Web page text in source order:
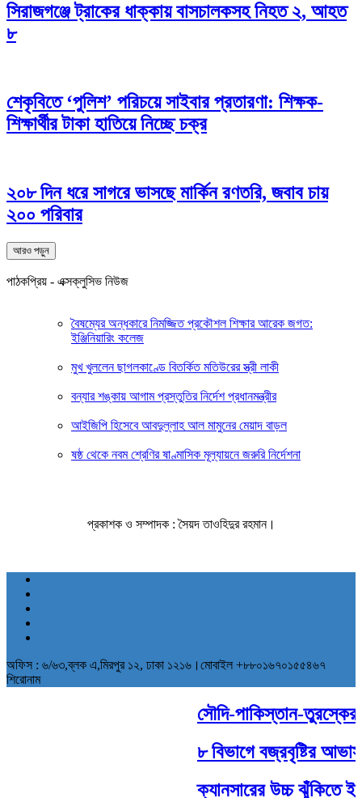
সিরাজগঞ্জে ট্রাকের ধাক্কায় বাসচালকসহ নিহত ২, আহত
৮
শেকৃবিতে ‘পুলিশ’ পরিচয়ে সাইবার প্রতারণা: শিক্ষক-
শিক্ষার্থীর টাকা হাতিয়ে নিচ্ছে চক্র
২০৮ দিন ধরে সাগরে ভাসছে মার্কিন রণতরি, জবাব চায়
২০০ পরিবার
আরও পড়ুন
পাঠকপ্রিয় - এক্সক্লুসিভ নিউজ
বৈষম্যের অন্ধকারে নিমজ্জিত প্রকৌশল শিক্ষার আরেক জগত:
ইঞ্জিনিয়ারিং কলেজ
মুখ খুললেন ছাগলকাণ্ডে বিতর্কিত মতিউরের স্ত্রী লাকী
বন্যার শঙ্কায় আগাম প্রস্তুতির নির্দেশ প্রধানমন্ত্রীর
আইজিপি হিসেবে আবদুল্লাহ আল মামুনের মেয়াদ বাড়ল
ষষ্ঠ থেকে নবম শ্রেণির ষাণ্মাসিক মূল্যায়নে জরুরি নির্দেশনা
প্রকাশক ও সম্পাদক : সৈয়দ তাওহিদুর রহমান।
অফিস : ৬/৬৩,ব্লক এ,মিরপুর ১২, ঢাকা ১২১৬।মোবাইল +৮৮০১৬৭০১৫৫৪৬৭
শিরোনাম
সৌদি-পাকিস্তান-তুরস্কের
৮ বিভাগে বজ্রবৃষ্টির
ক্যানসারের উচ্চ ঝুঁকিতে